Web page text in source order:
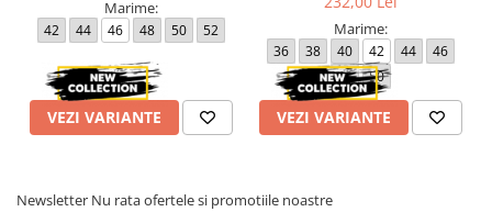
Marime:
42 44 46 48 50 52
VEZI VARIANTE
Marime:
36 38 40 42 44
46
48
50
VEZI VARIANTE
Newsletter Nu rata ofertele si promotiile noastre